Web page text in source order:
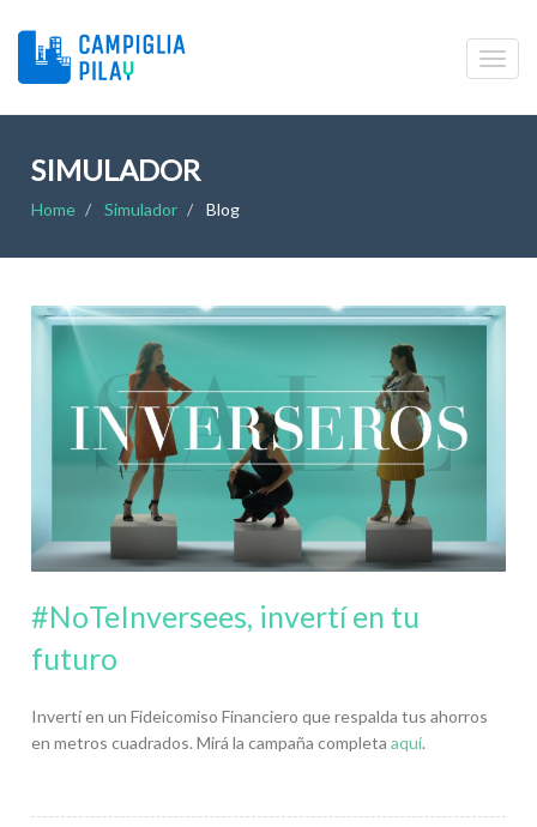
SIMULADOR
Home Simulador Blog
#NoTeInversees, invertí en tu
futuro
Invertí en un Fideicomiso Financiero que respalda tus ahorros
en metros cuadrados. Mirá la campaña completaaquí.